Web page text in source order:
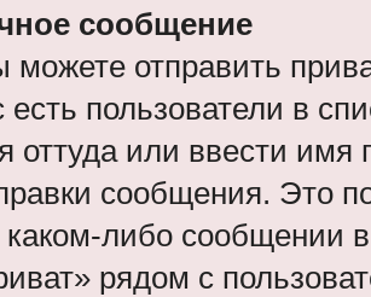
сообщение
отправить
есть пользователи в
оттуда или ввести
сообщения. Это
либо сообщении
рядом с